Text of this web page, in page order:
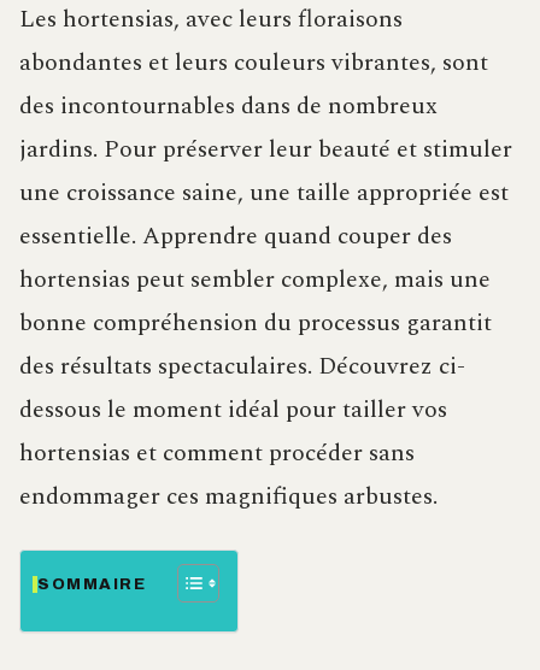
Les hortensias, avec leurs floraisons
abondantes et leurs couleurs vibrantes, sont
des incontournables dans de nombreux
jardins. Pour préserver leur beauté et stimuler
une croissance saine, une taille appropriée est
essentielle. Apprendre quand couper des
hortensias peut sembler complexe, mais une
bonne compréhension du processus garantit
des résultats spectaculaires. Découvrez ci-
dessous le moment idéal pour tailler vos
hortensias et comment procéder sans
endommager ces magnifiques arbustes.
SOMMAIRE